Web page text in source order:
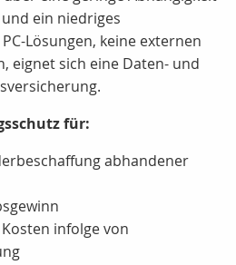
ein niedriges
Lösungen, keine externen
eignet sich eine Daten- und
für:
abhandener
infolge von